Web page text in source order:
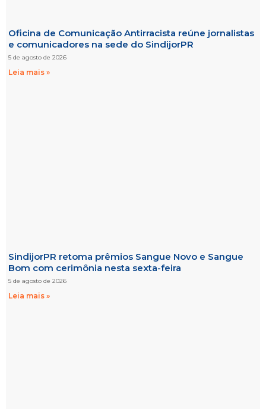
Oficina de Comunicação Antirracista reúne jornalistas
e comunicadores na sede do SindijorPR
5 de agosto de 2026
Leia mais »
SindijorPR retoma prêmios Sangue Novo e Sangue
Bom com cerimônia nesta sexta-feira
5 de agosto de 2026
Leia mais »